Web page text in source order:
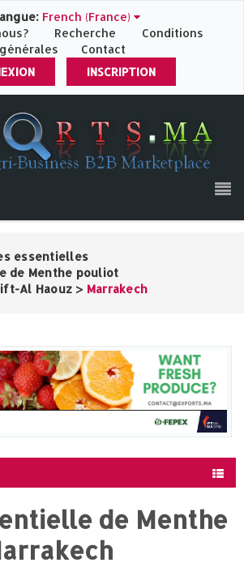
French (France)
Recherche
Conditions
générales
Contact
INSCRIPTION
essentielles
de Menthe pouliot
Al Haouz > Marrakech
de Menthe